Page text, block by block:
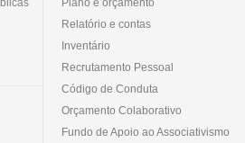
Plano e orçamento
Relatório e contas
Inventário
Recrutamento Pessoal
Código de Conduta
Orçamento Colaborativo
Fundo de Apoio ao Associativismo